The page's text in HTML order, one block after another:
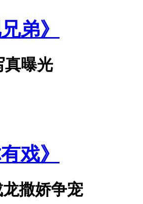
弟》
真曝光
戏》
撒娇争宠